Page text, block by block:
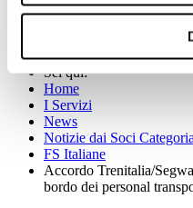
bordo dei monopattini elettrici.
Per maggiori informazioni,
Sei qui:
Home
I Servizi
News
Notizie dai Soci
FS Italiane
Accordo Trenitalia/
bordo dei personal